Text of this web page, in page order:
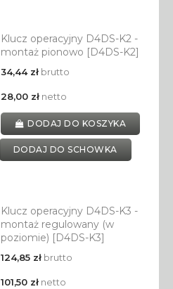
Klucz operacyjny D4DS-K2 -
montaż pionowo [D4DS-K2]
34,44 złbrutto
28,00 złnetto
DODAJ DO KOSZYKA
DODAJ DO SCHOWKA
Klucz operacyjny D4DS-K3 -
montaż regulowany (w
poziomie) [D4DS-K3]
124,85 złbrutto
101,50 złnetto